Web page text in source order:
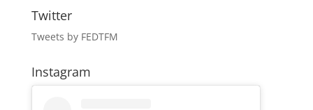
Twitter
Tweets by FEDTFM
Instagram